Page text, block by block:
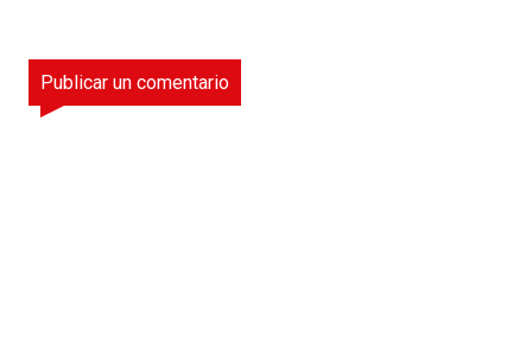
Publicar un comentario